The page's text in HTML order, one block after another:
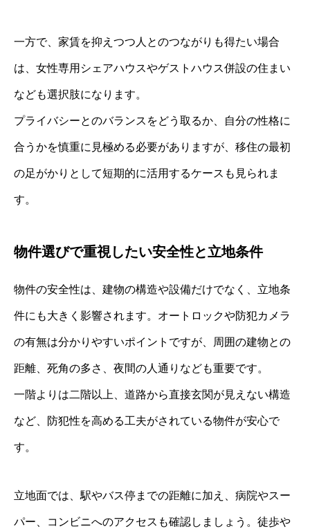
一方で、家賃を抑えつつ人とのつながりも得たい場合
は、女性専用シェアハウスやゲストハウス併設の住まい
なども選択肢になります。
プライバシーとのバランスをどう取るか、自分の性格に
合うかを慎重に見極める必要がありますが、移住の最初
の足がかりとして短期的に活用するケースも見られま
す。
物件選びで重視したい安全性と立地条件
物件の安全性は、建物の構造や設備だけでなく、立地条
件にも大きく影響されます。オートロックや防犯カメラ
の有無は分かりやすいポイントですが、周囲の建物との
距離、死角の多さ、夜間の人通りなども重要です。
一階よりは二階以上、道路から直接玄関が見えない構造
など、防犯性を高める工夫がされている物件が安心で
す。
立地面では、駅やバス停までの距離に加え、病院やスー
パー、コンビニへのアクセスも確認しましょう。徒歩や